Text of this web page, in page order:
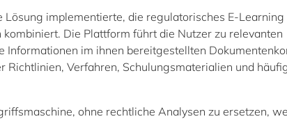
implementierte, die regulatorisches E-
Die Plattform führt die Nutzer zu relevanten
Informationen im ihnen bereitgestellten
Richtlinien, Verfahren, Schulungsmaterialien und
ohne rechtliche Analysen zu ersetzen,